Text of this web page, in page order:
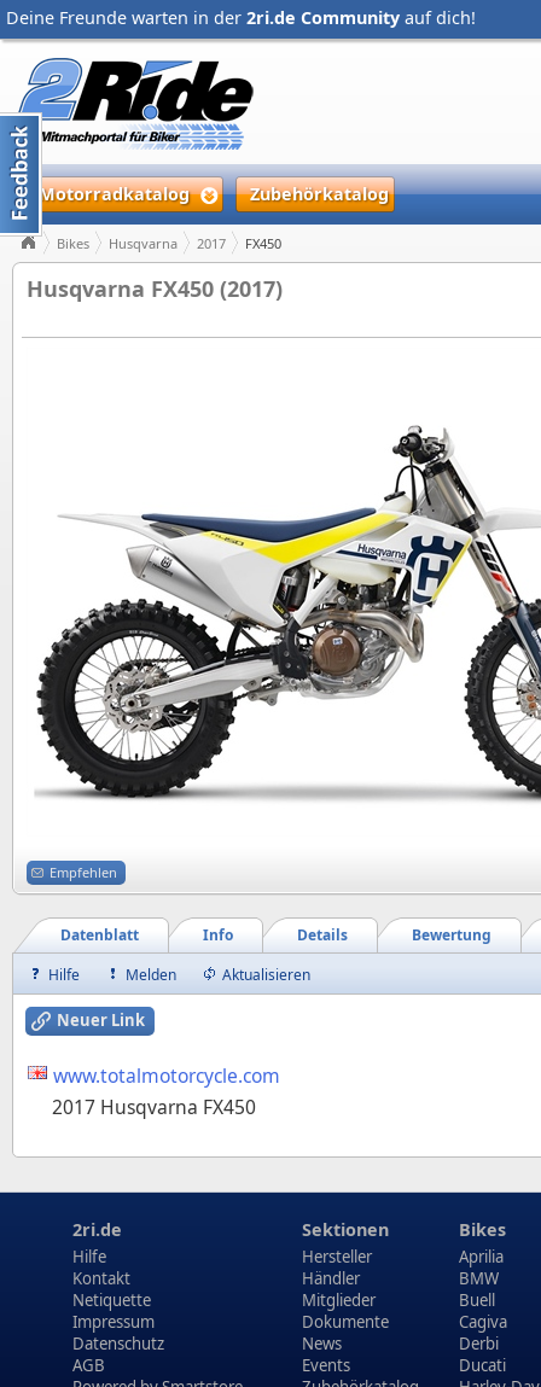
Deine Freunde warten in der 2ri.de Community auf dich!
Motorradkatalog Zubehörkatalog
Bikes Husqvarna 2017 FX450
Husqvarna FX450 (2017)
Empfehlen
Bewertung
Details
Info
Datenblatt
Hilfe
Melden Aktualisieren
Neuer Link
www.totalmotorcycle.com
2017 Husqvarna FX450
2ri.de
Hilfe
Kontakt
Netiquette
Impressum
Datenschutz
AGB
Sektionen
Hersteller
Händler
Mitglieder
Dokumente
News
Events
Bikes
Aprilia
BMW
Buell
Cagiva
Derbi
Ducati